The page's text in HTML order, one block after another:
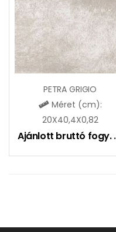
PETRA GRIGIO
Méret (cm):
20X40,4X0,82